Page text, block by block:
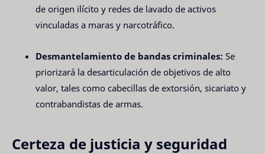
de origen ilícito y redes de lavado de activos
vinculadas a maras y narcotráfico.
Desmantelamiento de bandas criminales: Se
priorizará la desarticulación de objetivos de alto
valor, tales como cabecillas de extorsión, sicariato y
contrabandistas de armas.
Certeza de justicia y seguridad